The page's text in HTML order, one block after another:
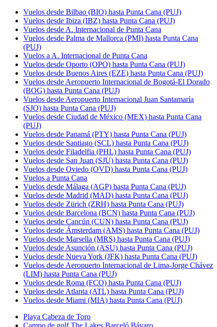
Vuelos desde Bilbao (BIO) hasta Punta Cana (PUJ)
Vuelos desde Ibiza (IBZ) hasta Punta Cana (PUJ)
Vuelos desde A. Internacional de Punta Cana
Vuelos desde Palma de Mallorca (PMI) hasta Punta Cana
(PUJ)
Vuelos a A. Internacional de Punta Cana
Vuelos desde Oporto (OPO) hasta Punta Cana (PUJ)
Vuelos desde Buenos Aires (EZE) hasta Punta Cana (PUJ)
Vuelos desde Aeropuerto Internacional de Bogotá-El Dorado
(BOG) hasta Punta Cana (PUJ)
Vuelos desde Aeropuerto Internacional Juan Santamaría
(SJO) hasta Punta Cana (PUJ)
Vuelos desde Ciudad de México (MEX) hasta Punta Cana
(PUJ)
Vuelos desde Panamá (PTY) hasta Punta Cana (PUJ)
Vuelos desde Santiago (SCL) hasta Punta Cana (PUJ)
Vuelos desde Filadelfia (PHL) hasta Punta Cana (PUJ)
Vuelos desde San Juan (SJU) hasta Punta Cana (PUJ)
Vuelos desde Oviedo (OVD) hasta Punta Cana (PUJ)
Vuelos a Punta Cana
Vuelos desde Málaga (AGP) hasta Punta Cana (PUJ)
Vuelos desde Madrid (MAD) hasta Punta Cana (PUJ)
Vuelos desde Zürich (ZRH) hasta Punta Cana (PUJ)
Vuelos desde Barcelona (BCN) hasta Punta Cana (PUJ)
Vuelos desde Cancún (CUN) hasta Punta Cana (PUJ)
Vuelos desde Ámsterdam (AMS) hasta Punta Cana (PUJ)
Vuelos desde Marsella (MRS) hasta Punta Cana (PUJ)
Vuelos desde Asunción (ASU) hasta Punta Cana (PUJ)
Vuelos desde Nueva York (JFK) hasta Punta Cana (PUJ)
Vuelos desde Aeropuerto Internacional de Lima-Jorge Chávez
(LIM) hasta Punta Cana (PUJ)
Vuelos desde Roma (FCO) hasta Punta Cana (PUJ)
Vuelos desde Atlanta (ATL) hasta Punta Cana (PUJ)
Vuelos desde Miami (MIA) hasta Punta Cana (PUJ)
Playa Cabeza de Toro
Campo de golf The Lakes Barceló Bávaro